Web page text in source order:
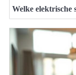
Welke elektrische